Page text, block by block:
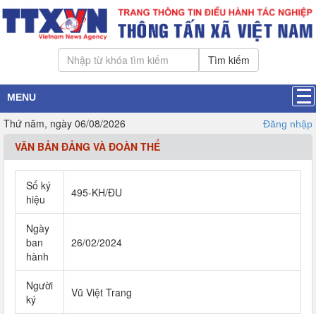
Tìm kiếm
MENU
Thứ năm, ngày 06/08/2026 Đăng nhập
VĂN BẢN ĐẢNG VÀ ĐOÀN THỂ
Số ký
hiệu
495-KH/ĐU
Ngày
ban
hành
26/02/2024
Người
ký
Vũ Việt Trang